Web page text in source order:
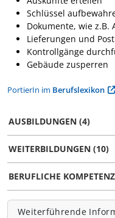
Schlüssel
Dokumente, wie z.B.
Lieferungen und
Kontrollgänge
Gebäude zusperren
PortierIn im Berufslexikon
AUSBILDUNGEN (4)
WEITERBILDUNGEN (10)
BERUFLICHE
Weiterführende